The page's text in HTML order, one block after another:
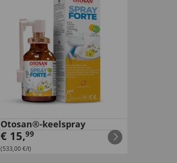
Otosan®-keelspray
€ 15,99
(533,00 €/l)